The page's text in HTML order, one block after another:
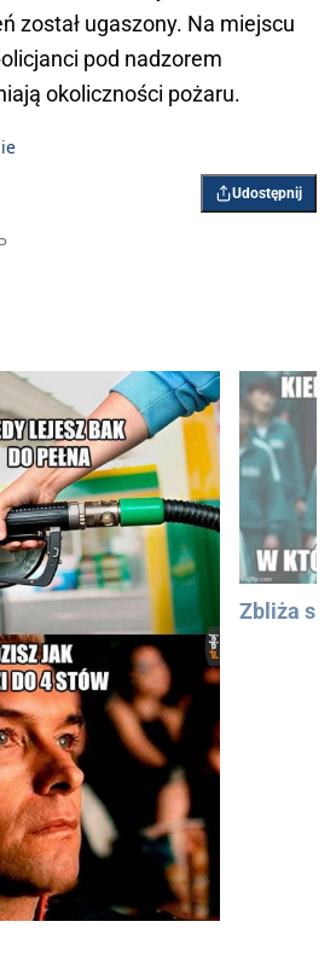
został ugaszony. Na miejscu
pod nadzorem
okoliczności pożaru.
Udostępnij
Zbliża się